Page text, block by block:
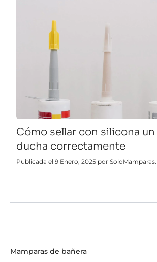
Cómo sellar con silicona
ducha correctamente
Publicada el 9 Enero, 2025 por SoloMamparas.
Mamparas de bañera